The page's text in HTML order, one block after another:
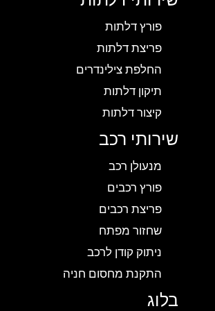
פורץ דלתות
פריצת דלתות
החלפת צילינדרים
תיקון דלתות
קיצור דלתות
שירותי רכב
מנעולן רכב
פורץ רכבים
פריצת רכבים
שחזור מפתח
ניתוק קודן לרכב
התקנת מחסום חניה
בלוג